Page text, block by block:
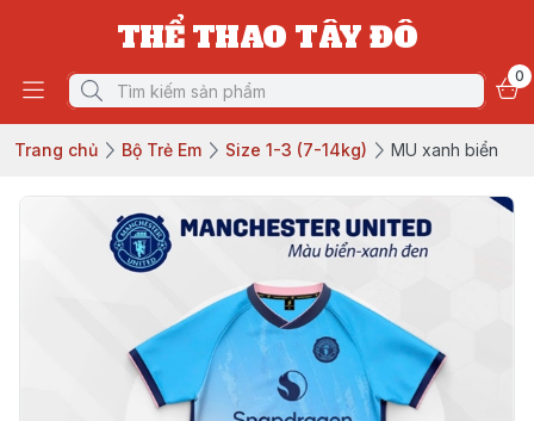
THỂ THAO TÂY ĐÔ
0
Trang chủ Bộ Trẻ Em Size 1-3 (7-14kg) MU xanh biển